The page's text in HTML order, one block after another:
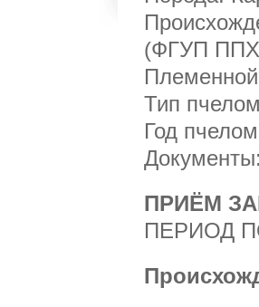
(ФГУП ППХ
Тип
Год
ПРИЁМ
ПЕРИОД